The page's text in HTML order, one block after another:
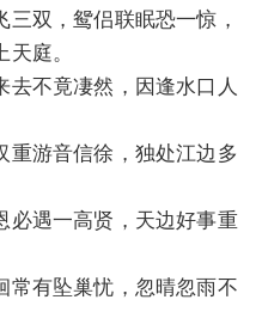
双，鸳侣联眠恐一惊，
庭。
不竟凄然，因逢水口人
重游音信徐，独处江边多
必遇一高贤，天边好事重
常有坠巢忧，忽晴忽雨不